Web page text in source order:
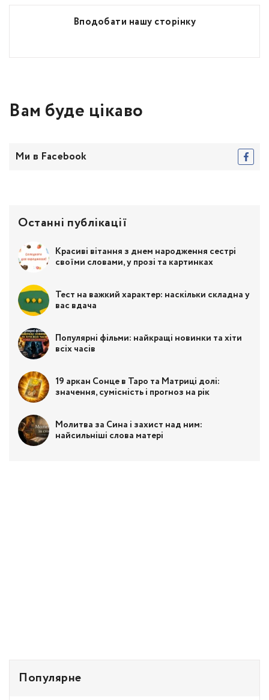
Вподобати нашу сторінку
Вам буде цікаво
Ми в Facebook
Останні публікації
Красиві вітання з днем народження сестрі
своїми словами, у прозі та картинках
Тест на важкий характер: наскільки складна у
вас вдача
Популярні фільми: найкращі новинки та хіти
всіх часів
19 аркан Сонце в Таро та Матриці долі:
значення, сумісність і прогноз на рік
Молитва за Сина і захист над ним:
найсильніші слова матері
Популярне